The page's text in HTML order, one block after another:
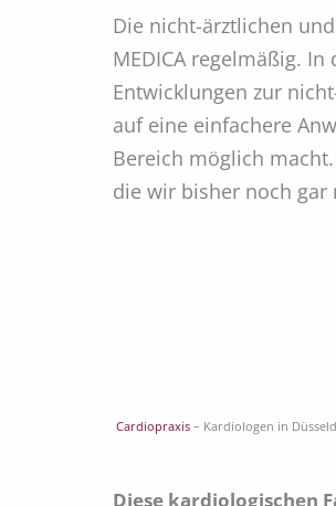
Die nicht-ärztlichen
MEDICA regelmäßig.
Entwicklungen zur
auf eine einfachere
Bereich möglich
die wir bisher noch gar
Cardiopraxis – Kardiologen in
Diese kardiologischen